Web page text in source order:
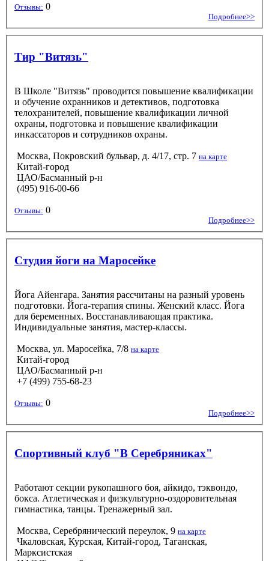
Отзывы: 0
Подробнее>>
Тир "Витязь"
В Школе "Витязь" проводится повышение квалификации
и обучение охранников и детективов, подготовка
телохранителей, повышение квалификации личной
охраны, подготовка и повышение квалификации
инкассаторов и сотрудников охраны.
Москва, Покровский бульвар, д. 4/17, стр. 7 на карте
Китай-город
ЦАО/Басманный р-н
(495) 916-00-66
Отзывы: 0
Подробнее>>
Студия йоги на Маросейке
Йога Айенгара. Занятия рассчитаны на разный уровень
подготовки. Йога-терапия спины. Женский класс. Йога
для беременных. Восстанавливающая практика.
Индивидуальные занятия, мастер-классы.
Москва, ул. Маросейка, 7/8 на карте
Китай-город
ЦАО/Басманный р-н
+7 (499) 755-68-23
Отзывы: 0
Подробнее>>
Спортивный клуб "В Серебряниках"
Работают секции рукопашного боя, айкидо, тэквондо,
бокса. Атлетическая и физкультурно-оздоровительная
гимнастика, танцы. Тренажерный зал.
Москва, Серебрянический переулок, 9 на карте
Чкаловская, Курская, Китай-город, Таганская,
Марксистская